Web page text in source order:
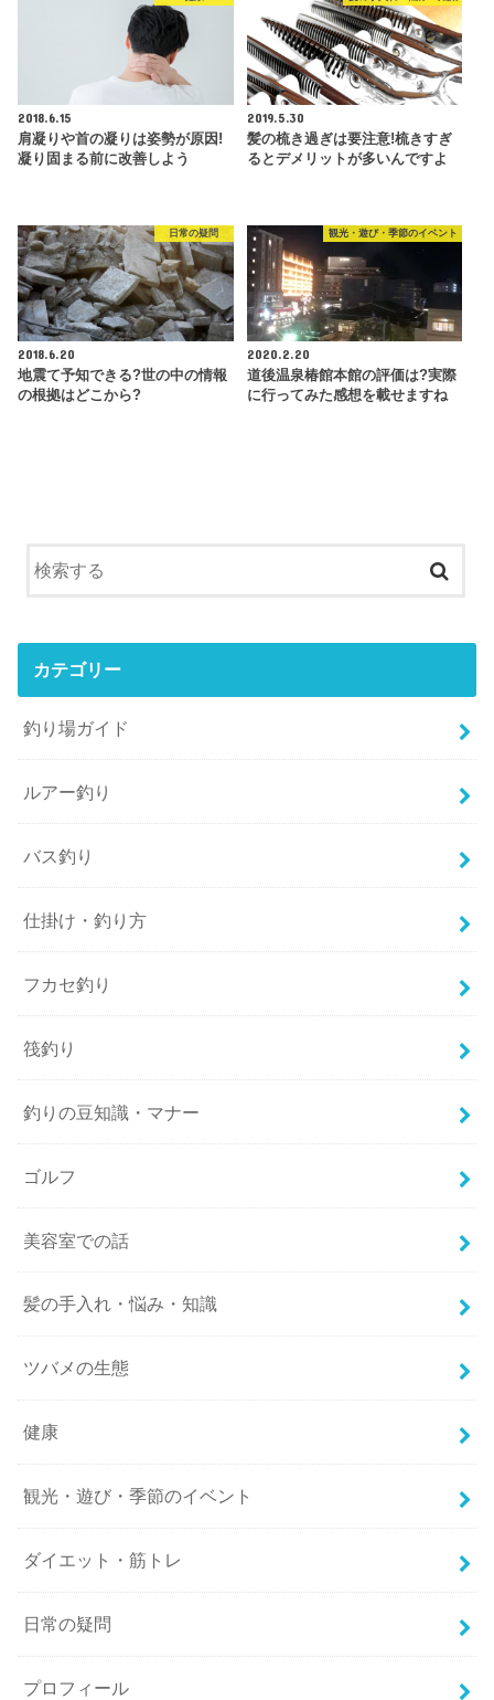
2018.6.15
肩凝りや首の凝りは姿勢が原因!
凝り固まる前に改善しよう
2019.5.30
髪の梳き過ぎは要注意!梳きすぎ
るとデメリットが多いんですよ
日常の疑問
2018.6.20
地震て予知できる?世の中の情報
の根拠はどこから?
観光・遊び・季節のイベント
2020.2.20
道後温泉椿館本館の評価は?実際
に行ってみた感想を載せますね
カテゴリー
釣り場ガイド
ルアー釣り
バス釣り
仕掛け・釣り方
フカセ釣り
筏釣り
釣りの豆知識・マナー
ゴルフ
美容室での話
髪の手入れ・悩み・知識
ツバメの生態
健康
観光・遊び・季節のイベント
ダイエット・筋トレ
日常の疑問
プロフィール